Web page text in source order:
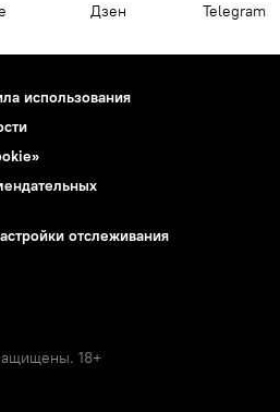
Дзен Telegram
использования
отслеживания
18+